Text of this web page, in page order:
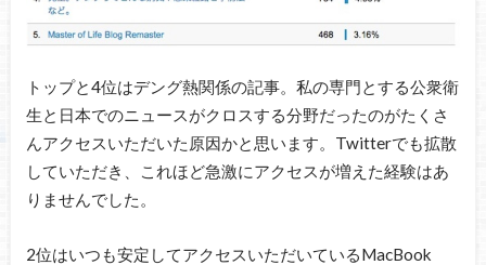
トップと4位はデング熱関係の記事。私の専門とする公衆衛
生と日本でのニュースがクロスする分野だったのがたくさ
んアクセスいただいた原因かと思います。Twitterでも拡散
していただき、これほど急激にアクセスが増えた経験はあ
りませんでした。
2位はいつも安定してアクセスいただいているMacBook